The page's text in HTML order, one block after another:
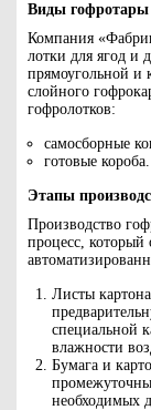
Виды гофротары
Компания
лотки для ягод и
прямоугольной и
слойного
гофролотков:
самосборные
готовые короба.
Этапы
Производство
процесс, который
Листы
специальной
влажности
Бумага и
необходимых